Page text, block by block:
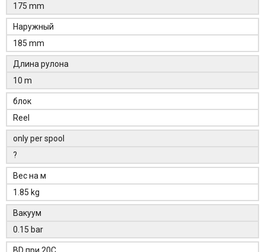
175 mm
Наружный
185 mm
Длина рулона
10 m
блок
Reel
only per spool
?
Вес на м
1.85 kg
Вакуум
0.15 bar